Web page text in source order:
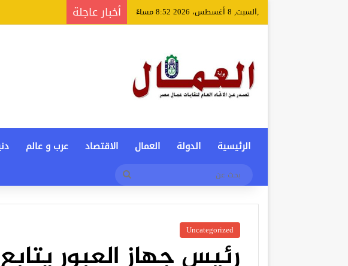
,السبت, 8 أغسطس، 2026 8:52 مساءً أخبار عاجلة
الرئيسية الدولة العمال الاقتصاد عرب و عالم
Uncategorized
رئيس جهاز العبور